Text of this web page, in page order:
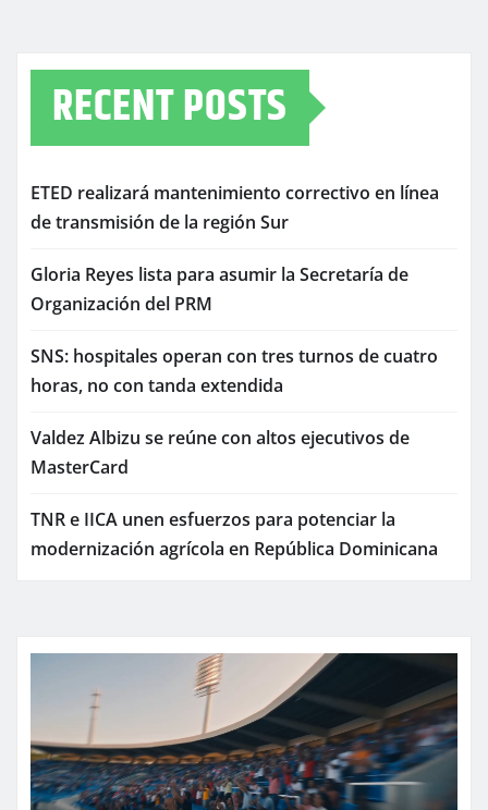
RECENT POSTS
ETED realizará mantenimiento correctivo en línea
de transmisión de la región Sur
Gloria Reyes lista para asumir la Secretaría de
Organización del PRM
SNS: hospitales operan con tres turnos de cuatro
horas, no con tanda extendida
Valdez Albizu se reúne con altos ejecutivos de
MasterCard
TNR e IICA unen esfuerzos para potenciar la
modernización agrícola en República Dominicana